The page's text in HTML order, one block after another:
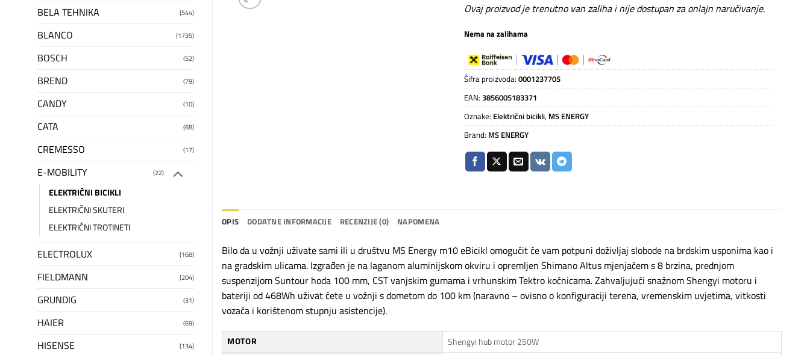
BELA TEHNIKA (544)
BLANCO (1735)
BOSCH (52)
BREND (79)
CANDY (10)
CATA (68)
CREMESSO (17)
E-MOBILITY (22)
ELEKTRIČNI BICIKLI
ELEKTRIČNI SKUTERI
ELEKTRIČNI TROTINETI
ELECTROLUX (168)
FIELDMANN (204)
GRUNDIG (31)
HAIER (69)
HISENSE (134)
Ovaj proizvod je trenutno van zaliha i nije dostupan za onlajn naručivanje.
Nema na zalihama
Šifra proizvoda:0001237705
EAN:3856005183371
Oznake: Električni bicikli, MS ENERGY
Brand: MS ENERGY
OPIS DODATNE INFORMACIJE RECENZIJE (0) NAPOMENA
Bilo da u vožnji uživate sami ili u društvu MS Energy m10 eBicikl omogućit će vam potpuni doživljaj slobode na brdskim usponima kao i
na gradskim ulicama. Izgrađen je na laganom aluminijskom okviru i opremljen Shimano Altus mjenjačem s 8 brzina, prednjom
suspenzijom Suntour hoda 100 mm, CST vanjskim gumama i vrhunskim Tektro kočnicama. Zahvaljujući snažnom Shengyi motoru i
bateriji od 468Wh uživat ćete u vožnji s dometom do 100 km (naravno – ovisno o konfiguraciji terena, vremenskim uvjetima, vitkosti
vozača i korištenom stupnju asistencije).
MOTOR
Shengyi hub motor 250W